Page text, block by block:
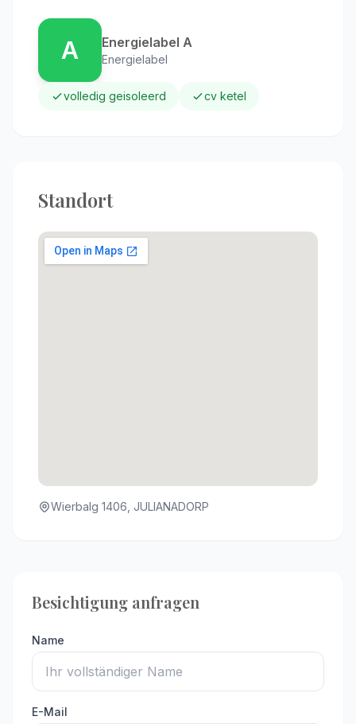
A Energielabel A
Energielabel
volledig geisoleerd cv ketel
Standort
Wierbalg 1406, JULIANADORP
Besichtigung anfragen
Name
E-Mail